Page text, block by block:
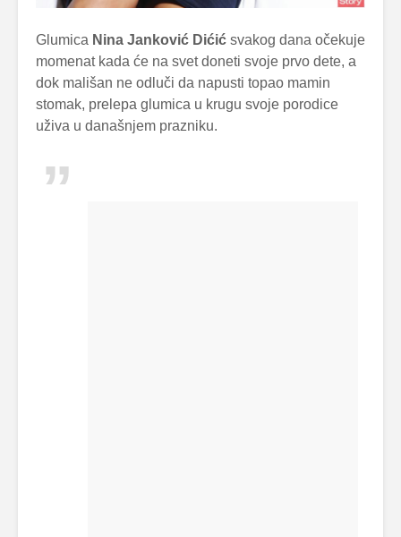
Glumica Nina Janković Dićić svakog dana očekuje
momenat kada će na svet doneti svoje prvo dete, a
dok mališan ne odluči da napusti topao mamin
stomak, prelepa glumica u krugu svoje porodice
uživa u današnjem prazniku.